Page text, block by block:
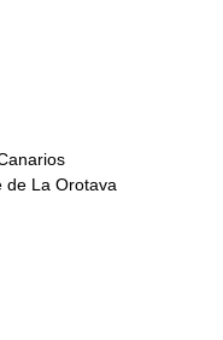
de La Orotava